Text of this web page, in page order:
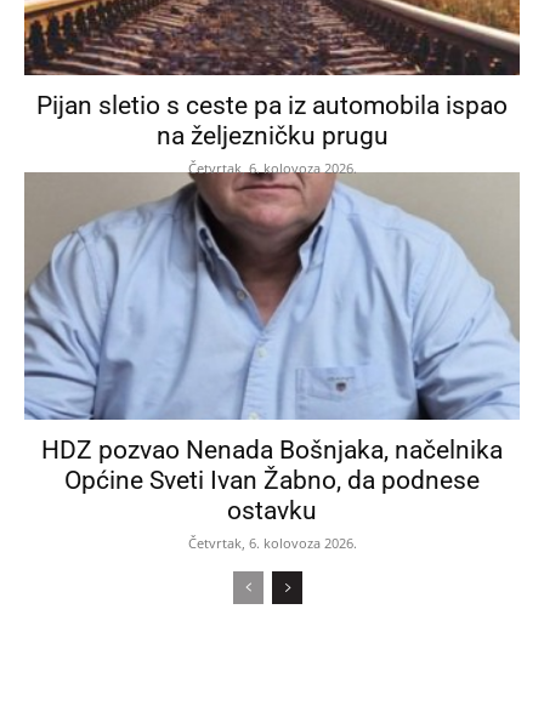
Pijan sletio s ceste pa iz automobila ispao
na željezničku prugu
Četvrtak, 6. kolovoza 2026.
HDZ pozvao Nenada Bošnjaka, načelnika
Općine Sveti Ivan Žabno, da podnese
ostavku
Četvrtak, 6. kolovoza 2026.